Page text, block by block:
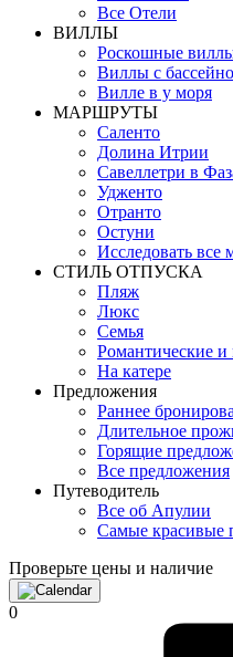
Все Отели
ВИЛЛЫ
Роскошные
Виллы с
Вилле в у моря
MАРШРУТЫ
Саленто
Долина Итрии
Савеллетри в
Удженто
Отранто
Остуни
Исследовать все
СТИЛЬ OТПУСКА
Пляж
Люкс
Семья
Романтические
На катере
Предложения
Раннее
Длительное
Горящие
Все предложения
Путеводитель
Все об Апулии
Самые красивые
Проверьте цены и наличие
0